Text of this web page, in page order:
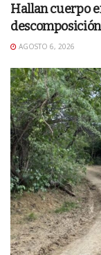
Hallan cuerpo
AGOSTO 6, 2026